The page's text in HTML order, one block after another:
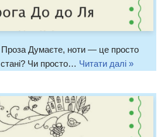
/ Проза Думаєте, ноти — це просто
Чи просто… Читати далі »